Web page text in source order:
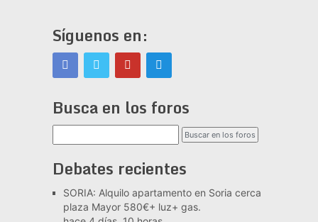
Síguenos en:
Busca en los foros
Debates recientes
SORIA: Alquilo apartamento en Soria cerca
plaza Mayor 580€+ luz+ gas.